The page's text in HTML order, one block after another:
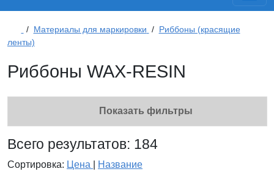
/ Материалы для маркировки / Риббоны (красящие
ленты)
Риббоны WAX-RESIN
Показать фильтры
Всего результатов: 184
Сортировка: Цена Название